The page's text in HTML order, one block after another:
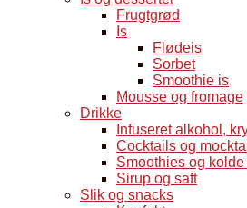
Frugtgrød
Is
Flødeis
Sorbet
Smoothie is
Mousse og fromage
Drikke
Infuseret alkohol,
Cocktails og
Smoothies og
Sirup og saft
Slik og snacks